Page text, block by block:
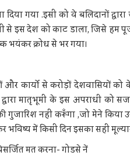
गया .इसी को वे बलिदानों द्वारा
से इस देश को काट डाला, जिसे हम
भयंकर क्रोध से भर गया।
और कार्यो से करोड़ों देशवासियों
मातृभूमी के इस अपराधी को
नहीं करूँगा ,जो मेने किया
में किसी दिन इसका सही
मत करना- गोडसे नें